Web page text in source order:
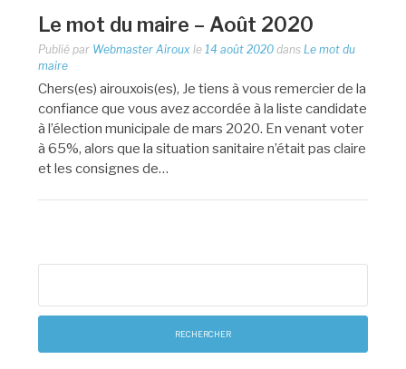
Le mot du maire – Août 2020
Publié par Webmaster Airoux le14 août 2020 dansLe mot du
maire
Chers(es) airouxois(es), Je tiens à vous remercier de la
confiance que vous avez accordée à la liste candidate
à l’élection municipale de mars 2020. En venant voter
à 65%, alors que la situation sanitaire n’était pas claire
et les consignes de…